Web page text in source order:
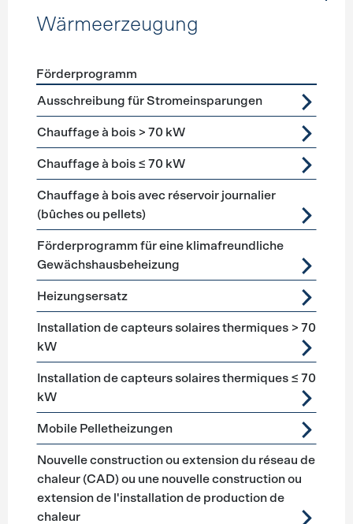
Wärmeerzeugung
Förderprogramme Wärmeerzeugung
Förderprogramm
Ausschreibung für Stromeinsparungen
Chauffage à bois > 70 kW
Chauffage à bois ≤ 70 kW
Chauffage à bois avec réservoir journalier
(bûches ou pellets)
Förderprogramm für eine klimafreundliche
Gewächshausbeheizung
Heizungsersatz
Installation de capteurs solaires thermiques > 70
kW
Installation de capteurs solaires thermiques ≤ 70
kW
Mobile Pelletheizungen
Nouvelle construction ou extension du réseau de
chaleur (CAD) ou une nouvelle construction ou
extension de l'installation de production de
chaleur